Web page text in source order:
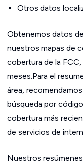
Otros datos
Obtenemos datos
nuestros mapas de
cobertura de la FCC,
meses.Para el
área,
búsqueda por
cobertura más
de servicios de
Nuestros